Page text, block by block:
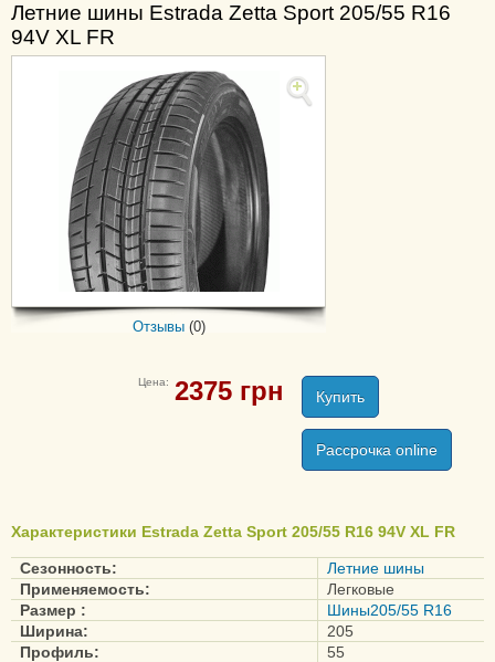
Летние шины Estrada Zetta Sport 205/55 R16
94V XL FR
Отзывы (0)
Цена: 2375 грн Купить
Рассрочка online
Характеристики Estrada Zetta Sport 205/55 R16 94V XL FR
Сезонность:
Летние шины
Применяемость:
Легковые
Размер :
Шины205/55 R16
Ширина:
205
Профиль:
55